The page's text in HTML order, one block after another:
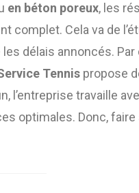
en béton poreux, les
complet. Cela va de
délais annoncés.
Tennis propose
l’entreprise travaille
optimales. Donc, faire